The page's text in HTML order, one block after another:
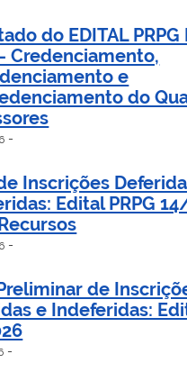
do EDITAL PRPG
Credenciamento,
e
do
-
Inscrições
Edital PRPG
-
de
e Indeferidas:
-